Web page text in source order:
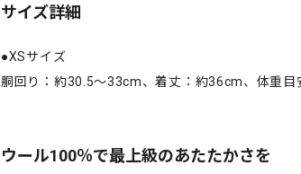
サイズ詳細
●XSサイズ
胴回り：約30.5～33cm、着丈：約36cm、体重目
ウール100％で最上級のあたたかさを